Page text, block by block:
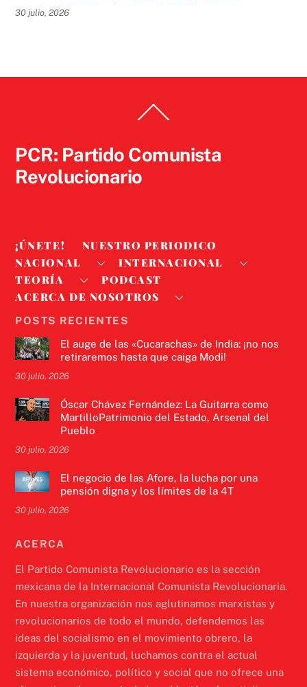
30 julio, 2026
To
PCR: Partido Comunista
Revolucionario
¡ÚNETE!
NUESTRO PERIODICO
NACIONAL
INTERNACIONAL
TEORÍA
PODCAST
ACERCA DE NOSOTROS
POSTS RECIENTES
El auge de las «Cucarachas» de India: ¡no nos
retiraremos hasta que caiga Modi!
30 julio, 2026
Óscar Chávez Fernández: La Guitarra como
MartilloPatrimonio del Estado, Arsenal del
Pueblo
30 julio, 2026
El negocio de las Afore, la lucha por una
pensión digna y los límites de la 4T
30 julio, 2026
ACERCA
El Partido Comunista Revolucionario es la sección
mexicana de la Internacional Comunista Revolucionaria.
En nuestra organización nos aglutinamos marxistas y
revolucionarios de todo el mundo, defendemos las
ideas del socialismo en el movimiento obrero, la
izquierda y la juventud, luchamos contra el actual
sistema económico, político y social que no ofrece una